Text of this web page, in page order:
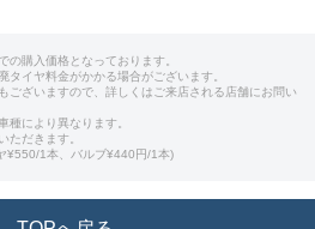
の購入価格となっております。
タイヤ料金がかかる場合がございます。
ございますので、詳しくはご来店される店舗にお問い
種により異なります。
だきます。
¥550/1本、バルブ¥440円/1本)